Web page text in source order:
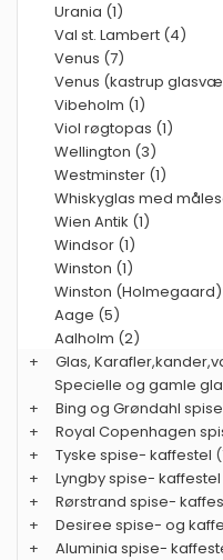
Urania (1)
Val st. Lambert (4)
Venus (7)
Venus (kastrup
Vibeholm (1)
Viol røgtopas (1)
Wellington (3)
Westminster (1)
Whiskyglas med
Wien Antik (1)
Windsor (1)
Winston (1)
Winston
Aage (5)
Aalholm (2)
+
Glas,
Specielle og gamle
+
Bing og Grøndahl
+
Royal Copenhagen
+
Tyske spise- kaffestel
+
Lyngby spise- kaffestel
+
Rørstrand spise-
+
Desiree spise- og
+
Aluminia spise-